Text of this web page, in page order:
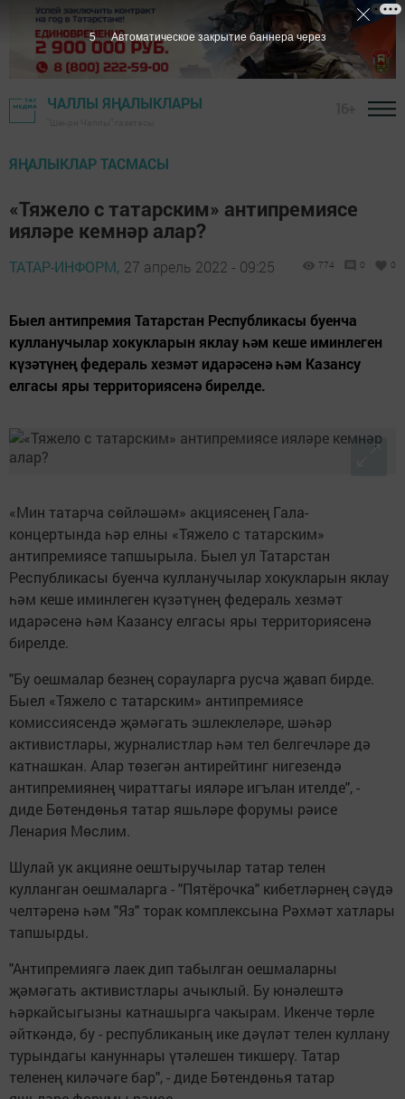
ЧАЛЛЫ ЯҢАЛЫКЛАРЫ
ЯҢАЛЫКЛАР ТАСМАСЫ
«Тяжело с татарским» антипремиясе
ияләре кемнәр алар?
ТАТАР-ИНФОРМ, 27 апрель 2022 - 09:25 774 0 0
Быел антипремия Татарстан Республикасы буенча
кулланучылар хокукларын яклау һәм кеше иминлеген
күзәтүнең федераль хезмәт идарәсенә һәм Казансу
елгасы яры территориясенә бирелде.
«Мин татарча сөйләшәм» акциясенең Гала-
концертында һәр елны «Тяжело с татарским»
антипремиясе тапшырыла. Быел ул Татарстан
Республикасы буенча кулланучылар хокукларын яклау
һәм кеше иминлеген күзәтүнең федераль хезмәт
идарәсенә һәм Казансу елгасы яры территориясенә
бирелде.
"Бу оешмалар безнең сорауларга русча җавап бирде.
Быел «Тяжело с татарским» антипремиясе
комиссиясендә җәмәгать эшлеклеләре, шәһәр
активистлары, журналистлар һәм тел белгечләре дә
катнашкан. Алар төзегән антирейтинг нигезендә
антипремиянең чираттагы ияләре игълан ителде", -
диде Бөтендөнья татар яшьләре форумы рәисе
Ленария Мөслим.
Шулай ук акцияне оештыручылар татар телен
кулланган оешмаларга - "Пятёрочка" кибетләрнең сәүдә
челтәренә һәм "Яз" торак комплексына Рәхмәт хатлары
тапшырды.
"Антипремиягә лаек дип табылган оешмаларны
җәмәгать активистлары ачыклый. Бу юнәлештә
һәркайсыгызны катнашырга чакырам. Икенче төрле
әйткәндә, бу - республиканың ике дәүләт телен куллану
турындагы кануннары үтәлешен тикшерү. Татар
теленең киләчәге бар", - диде Бөтендөнья татар
4 Автоматическое закрытие баннера через